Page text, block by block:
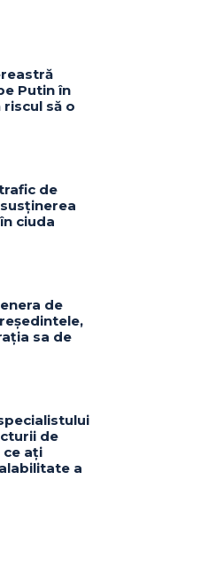
Putin în
să o
de
ciuda
de
sa de
de
ați
a